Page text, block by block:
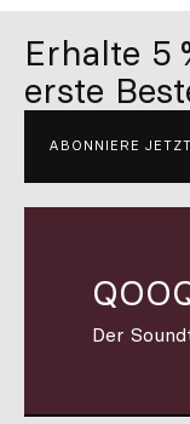
Erhalte 5
erste
ABONNIERE JETZT
Der